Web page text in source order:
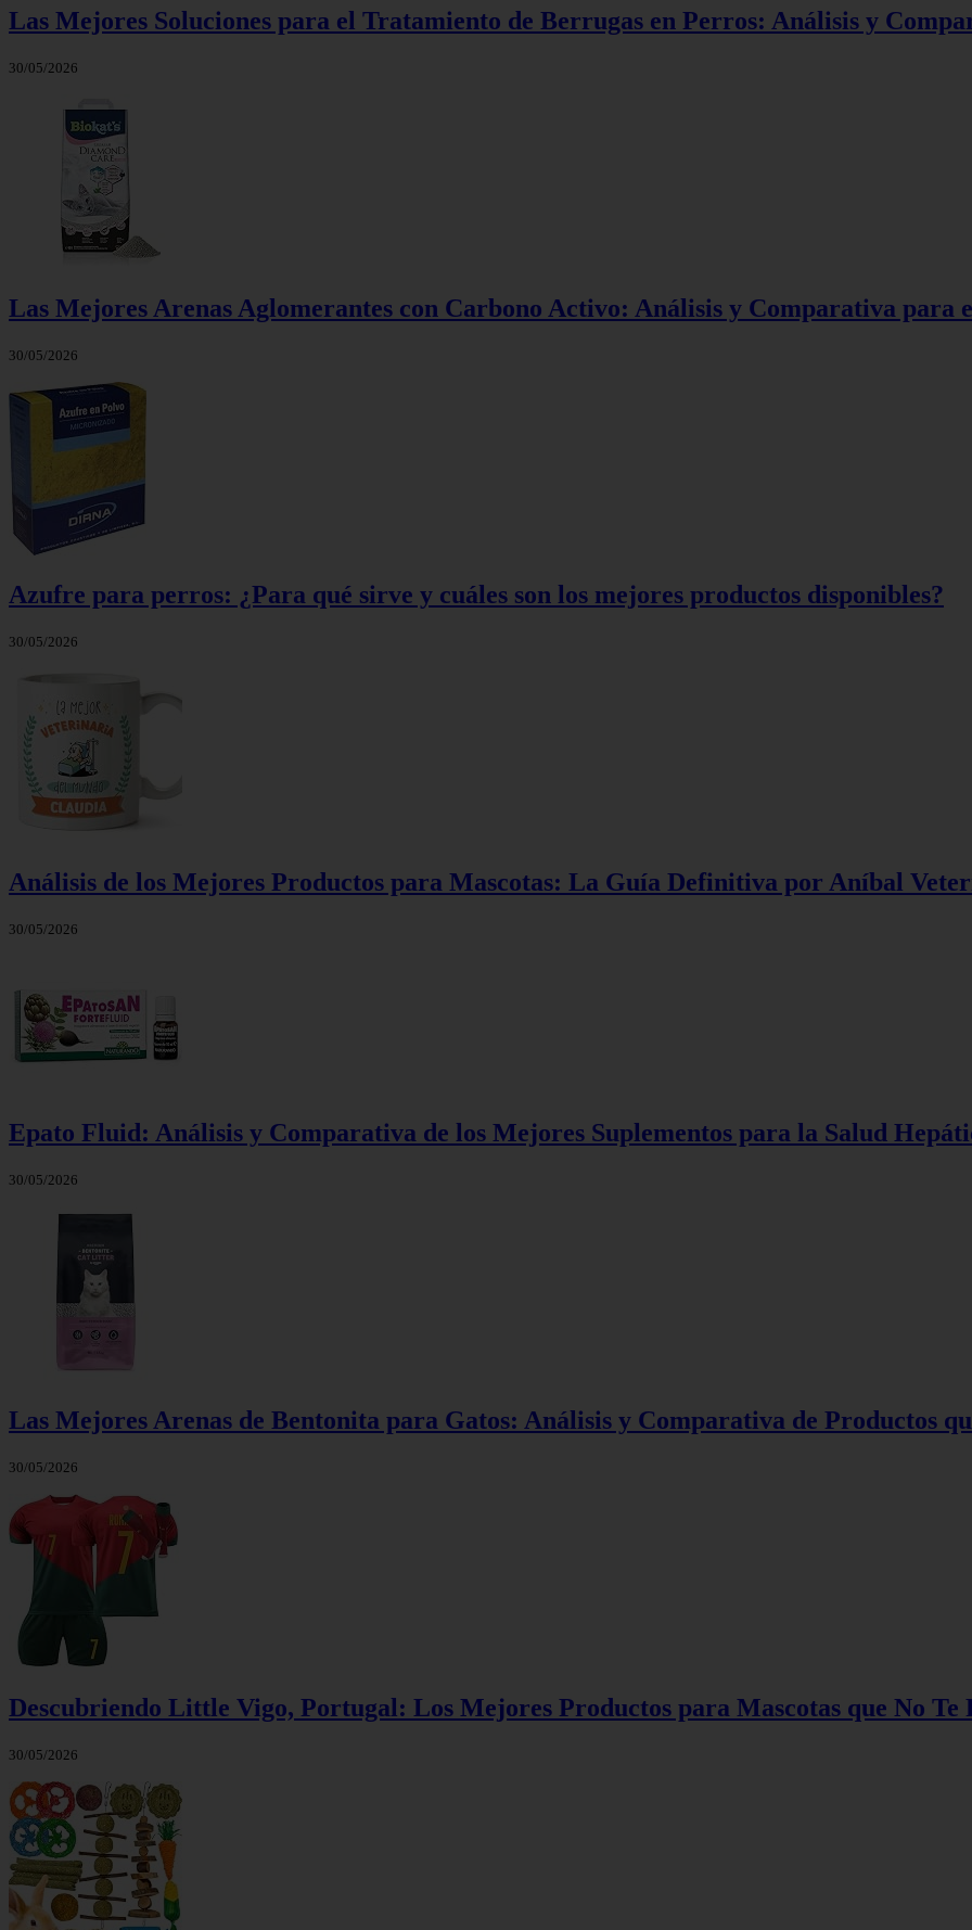
Las Mejores Soluciones para el Tratamiento de Berrugas en Perros: Análisis y
30/05/2026
Las Mejores Arenas Aglomerantes con Carbono Activo: Análisis y Comparativa para
30/05/2026
Azufre para perros: ¿Para qué sirve y cuáles son los mejores productos disponibles?
30/05/2026
Análisis de los Mejores Productos para Mascotas: La Guía Definitiva por Aníbal
30/05/2026
Epato Fluid: Análisis y Comparativa de los Mejores Suplementos para la Salud
30/05/2026
Las Mejores Arenas de Bentonita para Gatos: Análisis y Comparativa de Productos
30/05/2026
Descubriendo Little Vigo, Portugal: Los Mejores Productos para Mascotas que No Te
30/05/2026